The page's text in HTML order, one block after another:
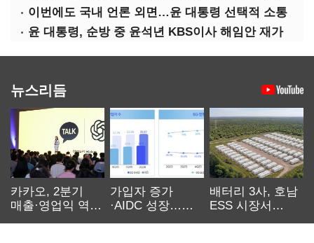
이번에도 국내 언론 외면…윤 대통령 선택적 소통
윤 대통령, 순방 중 윤석년 KBS이사 해임안 재가
뉴스리듬
카카오, 2분기
매출·영업익 역대
가입자 증가
·AIDC 성장…
배터리 3사, 호남
ESS 시장서